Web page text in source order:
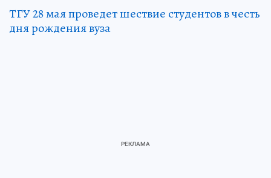
ТГУ 28 мая проведет шествие студентов в честь
дня рождения вуза